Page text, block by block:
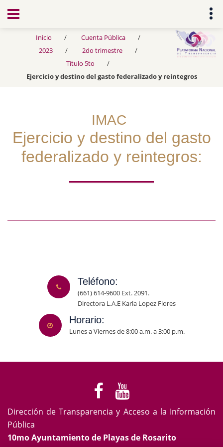
Transparencia
Inicio
Cuenta Pública
2023
2do trimestre
Título 5to
Ejercicio y destino del gasto federalizado y reintegros
IMAC
Ejercicio y destino del gasto
federalizado y reintegros:
Teléfono:
(661) 614-9600 Ext. 2091.
Directora L.A.E Karla Lopez Flores
Horario:
Lunes a Viernes de 8:00 a.m. a 3:00 p.m.
Dirección de Transparencia y Acceso a la Información
Pública
10mo Ayuntamiento de Playas de Rosarito